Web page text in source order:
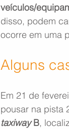
veículos/
disso, podem
ocorre em uma
Alguns
Em 21 de
pousar na pista
taxiway B,